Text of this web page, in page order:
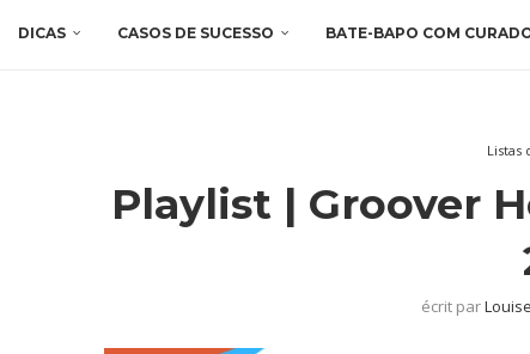
DICAS CASOS DE SUCESSO BATE-BAPO COM
Listas
Playlist | Groover
écrit par